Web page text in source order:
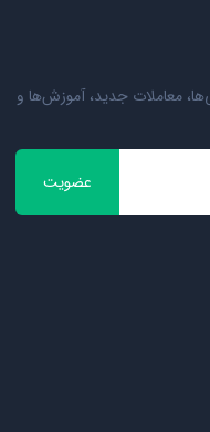
معاملات جدید، آموزش‌ها و
عضویت